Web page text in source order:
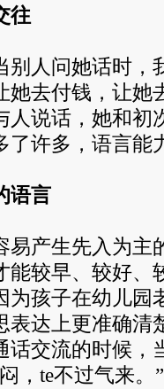
往
人问她话时，
她去付钱，让她
人说话，她和初
了许多，语言能
语言
产生先入为主
能较早、较好、
为孩子在幼儿园
表达上更准确清
话交流的时候，
，te不过气来。